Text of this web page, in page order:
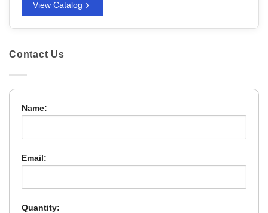
View Catalog
Contact Us
Name:
Email:
Quantity: